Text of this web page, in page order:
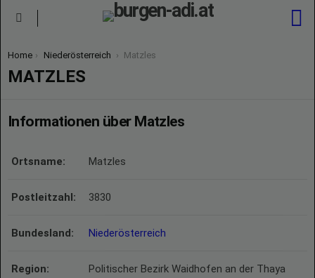
You are here:
Home Niederösterreich Matzles
MATZLES
Informationen über Matzles
Ortsname: Matzles
Postleitzahl: 3830
Bundesland: Niederösterreich
Region: Politischer Bezirk Waidhofen an der Thaya